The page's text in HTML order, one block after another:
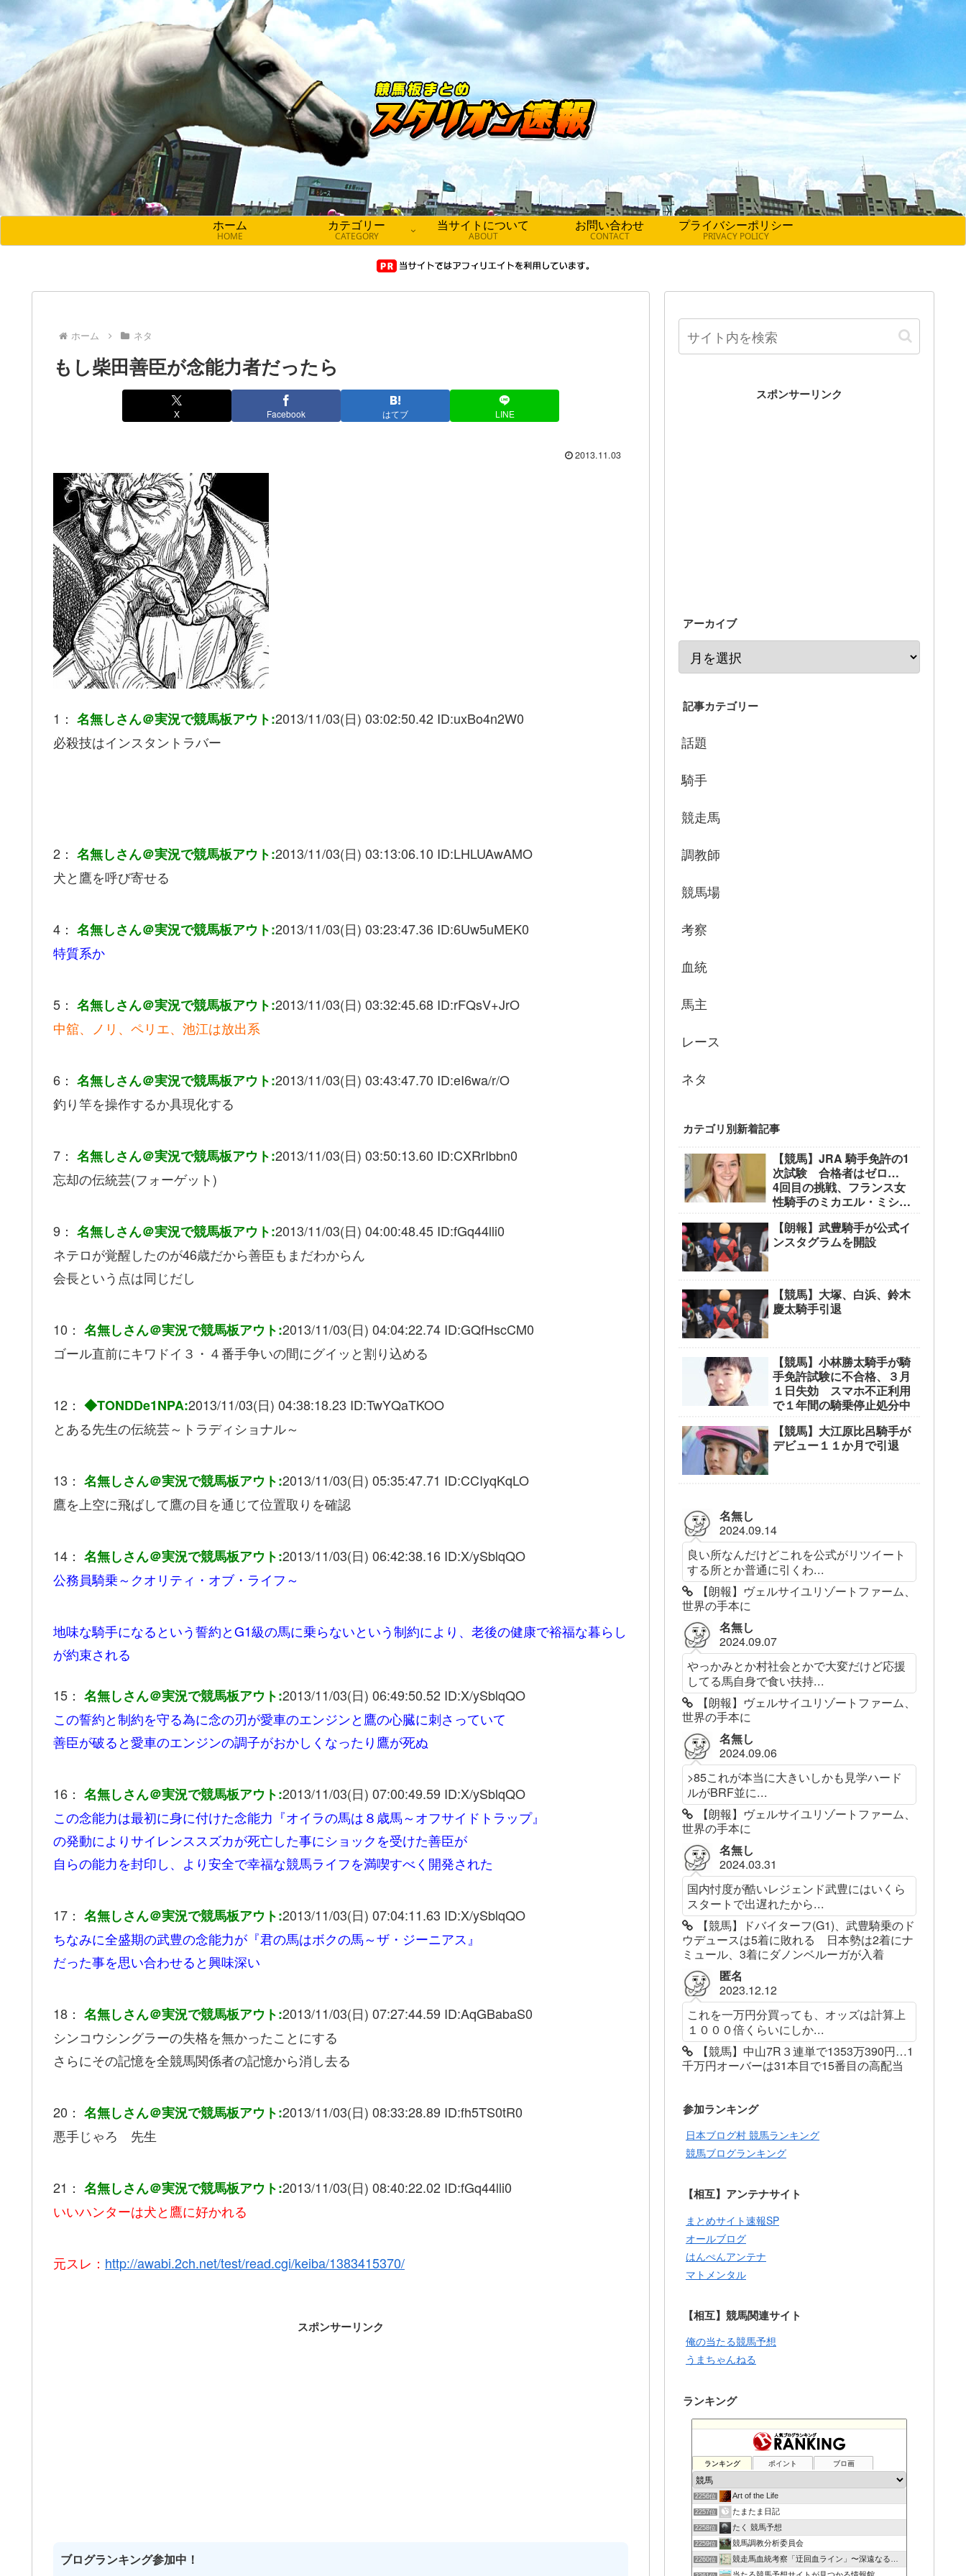
ホーム
HOME
カテゴリー
CATEGORY
当サイトについて
ABOUT
お問い合わせ
CONTACT
プライバシーポリシー
PRIVACY POLICY
ホーム ネタ
もし柴田善臣が念能力者だったら
X Facebook はてブ LINE
2013.11.03
1： 名無しさん＠実況で競馬板アウト:2013/11/03(日) 03:02:50.42 ID:uxBo4n2W0
必殺技はインスタントラバー
2： 名無しさん＠実況で競馬板アウト:2013/11/03(日) 03:13:06.10 ID:LHLUAwAMO
犬と鷹を呼び寄せる
4： 名無しさん＠実況で競馬板アウト:2013/11/03(日) 03:23:47.36 ID:6Uw5uMEK0
特質系か
5： 名無しさん＠実況で競馬板アウト:2013/11/03(日) 03:32:45.68 ID:rFQsV+JrO
中舘、ノリ、ペリエ、池江は放出系
6： 名無しさん＠実況で競馬板アウト:2013/11/03(日) 03:43:47.70 ID:eI6wa/r/O
釣り竿を操作するか具現化する
7： 名無しさん＠実況で競馬板アウト:2013/11/03(日) 03:50:13.60 ID:CXRrIbbn0
忘却の伝統芸(フォーゲット)
9： 名無しさん＠実況で競馬板アウト:2013/11/03(日) 04:00:48.45 ID:fGq44lli0
ネテロが覚醒したのが46歳だから善臣もまだわからん
会長という点は同じだし
10： 名無しさん＠実況で競馬板アウト:2013/11/03(日) 04:04:22.74 ID:GQfHscCM0
ゴール直前にキワドイ３・４番手争いの間にグイッと割り込める
12： ◆TONDDe1NPA:2013/11/03(日) 04:38:18.23 ID:TwYQaTKOO
とある先生の伝統芸～トラディショナル～
13： 名無しさん＠実況で競馬板アウト:2013/11/03(日) 05:35:47.71 ID:CCIyqKqLO
鷹を上空に飛ばして鷹の目を通じて位置取りを確認
14： 名無しさん＠実況で競馬板アウト:2013/11/03(日) 06:42:38.16 ID:X/ySblqQO
公務員騎乗～クオリティ・オブ・ライフ～
地味な騎手になるという誓約とG1級の馬に乗らないという制約により、老後の健康で裕福な暮らし
が約束される
15： 名無しさん＠実況で競馬板アウト:2013/11/03(日) 06:49:50.52 ID:X/ySblqQO
この誓約と制約を守る為に念の刃が愛車のエンジンと鷹の心臓に刺さっていて
善臣が破ると愛車のエンジンの調子がおかしくなったり鷹が死ぬ
16： 名無しさん＠実況で競馬板アウト:2013/11/03(日) 07:00:49.59 ID:X/ySblqQO
この念能力は最初に身に付けた念能力『オイラの馬は８歳馬～オフサイドトラップ』
の発動によりサイレンススズカが死亡した事にショックを受けた善臣が
自らの能力を封印し、より安全で幸福な競馬ライフを満喫すべく開発された
17： 名無しさん＠実況で競馬板アウト:2013/11/03(日) 07:04:11.63 ID:X/ySblqQO
ちなみに全盛期の武豊の念能力が『君の馬はボクの馬～ザ・ジーニアス』
だった事を思い合わせると興味深い
18： 名無しさん＠実況で競馬板アウト:2013/11/03(日) 07:27:44.59 ID:AqGBabaS0
シンコウシングラーの失格を無かったことにする
さらにその記憶を全競馬関係者の記憶から消し去る
20： 名無しさん＠実況で競馬板アウト:2013/11/03(日) 08:33:28.89 ID:fh5TS0tR0
悪手じゃろ 先生
21： 名無しさん＠実況で競馬板アウト:2013/11/03(日) 08:40:22.02 ID:fGq44lli0
いいハンターは犬と鷹に好かれる
元スレ： http://awabi.2ch.net/test/read.cgi/keiba/1383415370/
スポンサーリンク
ブログランキング参加中！
スポンサーリンク
アーカイブ
記事カテゴリー
話題
騎手
競走馬
調教師
競馬場
考察
血統
馬主
レース
ネタ
カテゴリ別新着記事
【競馬】JRA 騎手免許の1
次試験 合格者はゼロ…
4回目の挑戦、フランス女
性騎手のミカエル・ミシェ
【朗報】武豊騎手が公式イ
ンスタグラムを開設
【競馬】大塚、白浜、鈴木
慶太騎手引退
【競馬】小林勝太騎手が騎
手免許試験に不合格、３月
１日失効 スマホ不正利用
で１年間の騎乗停止処分中
【競馬】大江原比呂騎手が
デビュー１１か月で引退
名無し
2024.09.14
良い所なんだけどこれを公式がリツイート
する所とか普通に引くわ...
【朗報】ヴェルサイユリゾートファーム、
世界の手本に
名無し
2024.09.07
やっかみとか村社会とかで大変だけど応援
してる馬自身で食い扶持...
【朗報】ヴェルサイユリゾートファーム、
世界の手本に
名無し
2024.09.06
>85これが本当に大きいしかも見学ハード
ルがBRF並に...
【朗報】ヴェルサイユリゾートファーム、
世界の手本に
名無し
2024.03.31
国内忖度が酷いレジェンド武豊にはいくら
スタートで出遅れたから...
【競馬】ドバイターフ(G1)、武豊騎乗のド
ウデュースは5着に敗れる 日本勢は2着にナ
ミュール、3着にダノンベルーガが入着
匿名
2023.12.12
これを一万円分買っても、オッズは計算上
１０００倍くらいにしか...
【競馬】中山7R３連単で1353万390円…1
千万円オーバーは31本目で15番目の高配当
参加ランキング
日本ブログ村 競馬ランキング
競馬ブログランキング
【相互】アンテナサイト
まとめサイト速報SP
オールブログ
はんぺんアンテナ
マトメンタル
【相互】競馬関連サイト
俺の当たる競馬予想
うまちゃんねる
ランキング
ランキング ポイント ブロ画
2256位 Art of the Life
2257位 たまたま日記
2258位 たく 競馬予想
2259位 競馬調教分析委員会
2260位 競走馬血統考察「迂回血ライン」〜深遠なる血の連鎖〜